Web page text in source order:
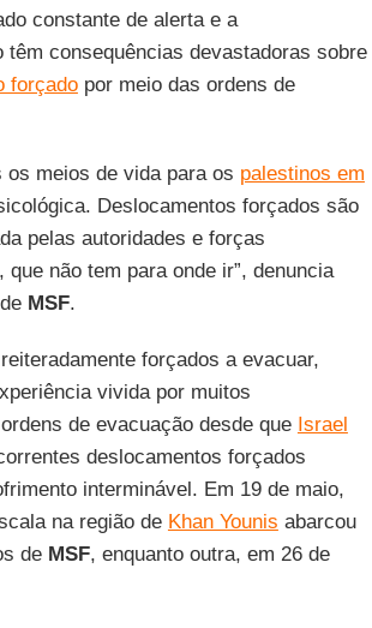
constante de alerta e a
consequências devastadoras sobre
forçadopor meio das ordens de
meios de vida para os palestinos em
Deslocamentos forçados são
pelas autoridades e forças
não tem para onde ir”, denuncia
MSF.
forçados a evacuar,
vivida por muitos
de evacuação desde que Israel
deslocamentos forçados
interminável. Em 19 de maio,
na região de Khan Younis abarcou
de MSF, enquanto outra, em 26 de